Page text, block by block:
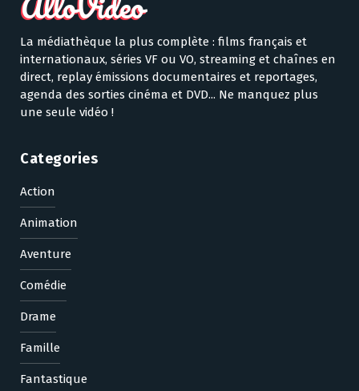
La médiathèque la plus complète : films français et
internationaux, séries VF ou VO, streaming et chaînes en
direct, replay émissions documentaires et reportages,
agenda des sorties cinéma et DVD... Ne manquez plus
une seule vidéo !
Categories
Action
Animation
Aventure
Comédie
Drame
Famille
Fantastique